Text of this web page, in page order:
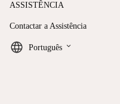
ASSISTÊNCIA
Contactar a Assistência
Português keyboard_arrow_down